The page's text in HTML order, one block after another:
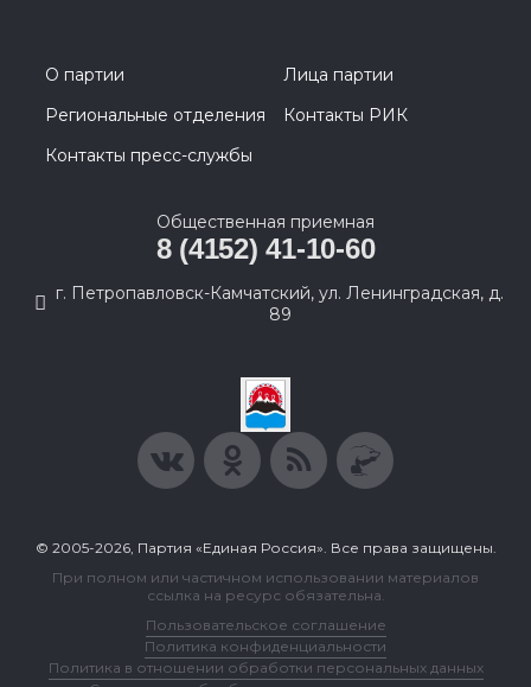
О партии
Лица партии
Региональные отделения
Контакты РИК
Контакты пресс-службы
Общественная приемная
8 (4152) 41-10-60
г. Петропавловск-Камчатский, ул. Ленинградская, д.
89
© 2005-2026, Партия «Единая Россия». Все права защищены.
При полном или частичном использовании материалов
ссылка на ресурс обязательна.
Пользовательское соглашение
Политика конфиденциальности
Политика в отношении обработки персональных данных